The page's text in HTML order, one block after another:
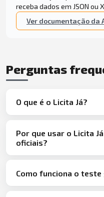
receba dados em JSON ou
Ver documentação da
Perguntas
O que é o Licita Já?
Por que usar o Licita
oficiais?
Como funciona o